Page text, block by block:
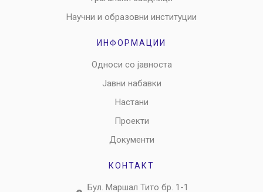
Научни и образовни институции
ИНФОРМАЦИИ
Односи со јавноста
Јавни набавки
Настани
Проекти
Документи
КОНТАКТ
Бул. Маршал Тито бр. 1-1